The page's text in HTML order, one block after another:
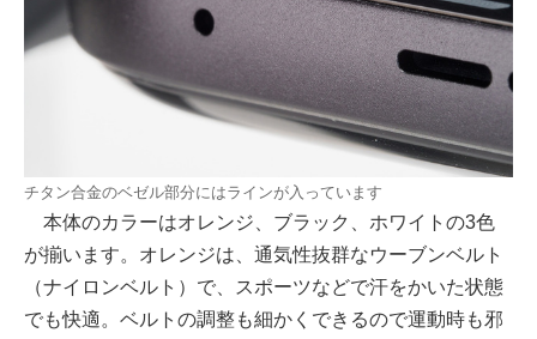
チタン合金のベゼル部分にはラインが入っています
本体のカラーはオレンジ、ブラック、ホワイトの3色
が揃います。オレンジは、通気性抜群なウーブンベルト
（ナイロンベルト）で、スポーツなどで汗をかいた状態
でも快適。ベルトの調整も細かくできるので運動時も邪